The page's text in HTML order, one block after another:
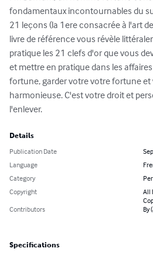
fondamentaux incontournables du
21 leçons (la 1ere consacrée à l'art
livre de référence vous révèle
pratique les 21 clefs d'or que vous
et mettre en pratique dans les
fortune, garder votre votre fortune et
harmonieuse. C'est votre droit et
l'enlever.
Details
Publication Date
Language
Category
Copyright
All
Contributors
By
Specifications